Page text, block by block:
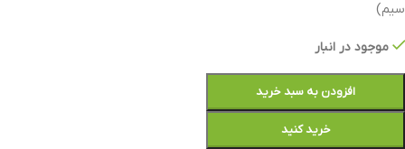
سیم)
موجود در انبار
افزودن به سبد خرید
خرید کنید